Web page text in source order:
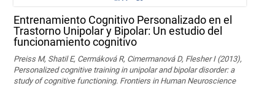
Entrenamiento Cognitivo Personalizado en el
Trastorno Unipolar y Bipolar: Un estudio del
funcionamiento cognitivo
Preiss M, Shatil E, Cermáková R, Cimermanová D, Flesher I (2013),
Personalized cognitive training in unipolar and bipolar disorder: a
study of cognitive functioning. Frontiers in Human Neuroscience